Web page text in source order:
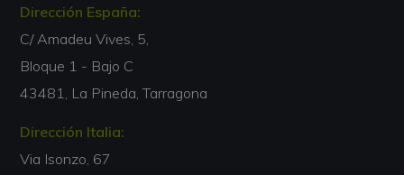
Dirección España:
C/ Amadeu Vives, 5,
Bloque 1 - Bajo C
43481, La Pineda, Tarragona
Dirección Italia:
Via Isonzo, 67